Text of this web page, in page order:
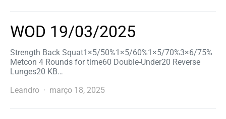
WOD 19/03/2025
Strength Back Squat1×5/50%1×5/60%1×5/70%3×6/75%
Metcon 4 Rounds for time60 Double-Under20 Reverse
Lunges20 KB…
Leandro
março 18, 2025